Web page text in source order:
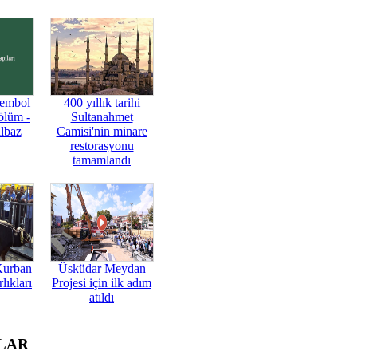
-
400 yıllık tarihi
Sultanahmet
Camisi'nin minare
restorasyonu
tamamlandı
Üsküdar Meydan
Projesi için ilk adım
atıldı